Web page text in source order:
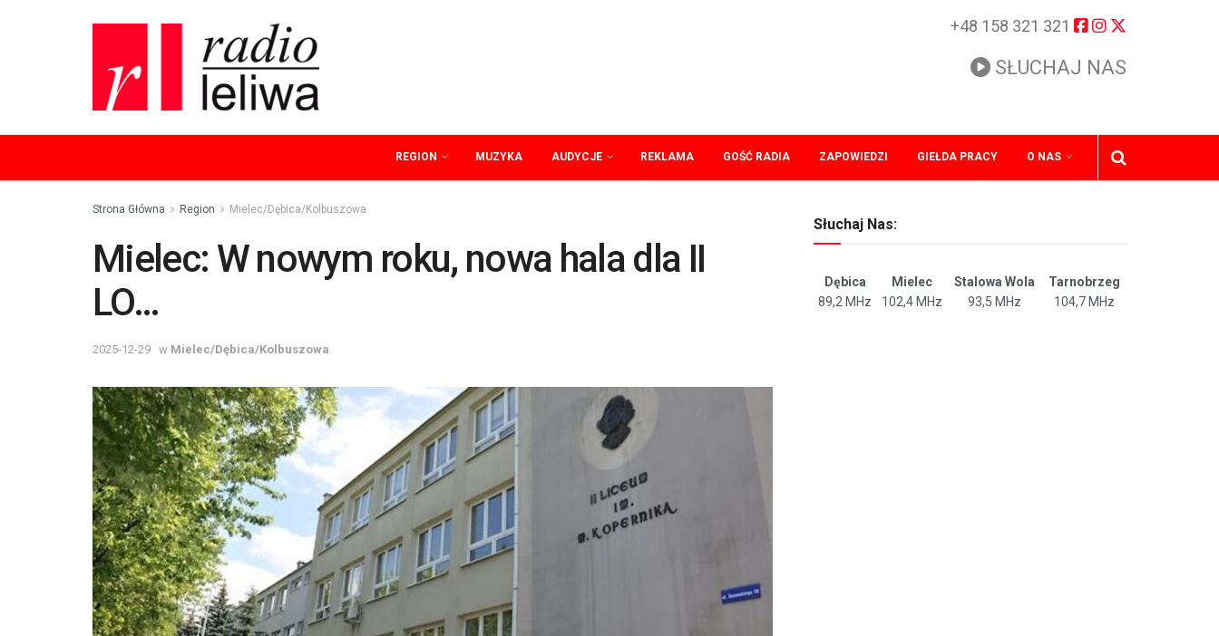
+48 158 321 321
SŁUCHAJ NAS
REGION MUZYKA AUDYCJE REKLAMA GOŚĆ RADIA ZAPOWIEDZI GIEŁDA PRACY O NAS
Strona Główna Region Mielec/Dębica/Kolbuszowa
Mielec: W nowym roku, nowa hala dla II
LO…
2025-12-29 w Mielec/Dębica/Kolbuszowa
Słuchaj Nas:
Dębica Mielec Stalowa Wola
Tarnobrzeg
89,2 MHz
102,4 MHz 93,5 MHz 104,7 MHz